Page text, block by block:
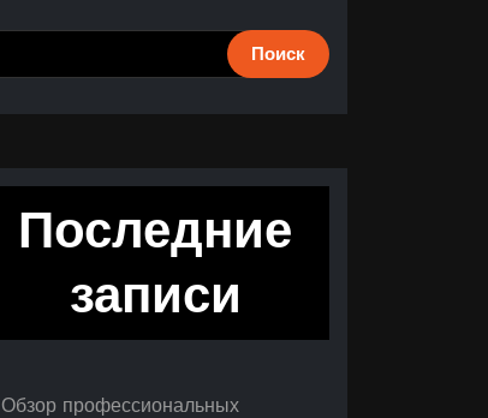
Поиск
Последние
записи
Обзор профессиональных